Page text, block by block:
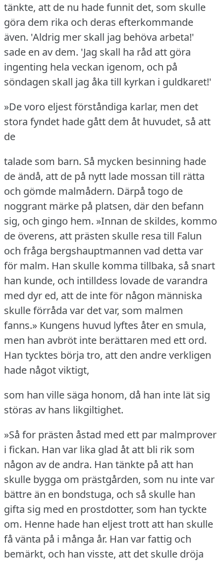
tänkte, att de nu hade funnit det, som skulle
göra dem rika och deras efterkommande
även. 'Aldrig mer skall jag behöva arbeta!'
sade en av dem. 'Jag skall ha råd att göra
ingenting hela veckan igenom, och på
söndagen skall jag åka till kyrkan i guldkaret!'
»De voro eljest förståndiga karlar, men det
stora fyndet hade gått dem åt huvudet, så att
de
talade som barn. Så mycken besinning hade
de ändå, att de på nytt lade mossan till rätta
och gömde malmådern. Därpå togo de
noggrant märke på platsen, där den befann
sig, och gingo hem. »Innan de skildes, kommo
de överens, att prästen skulle resa till Falun
och fråga bergshauptmannen vad detta var
för malm. Han skulle komma tillbaka, så snart
han kunde, och intilldess lovade de varandra
med dyr ed, att de inte för någon människa
skulle förråda var det var, som malmen
fanns.» Kungens huvud lyftes åter en smula,
men han avbröt inte berättaren med ett ord.
Han tycktes börja tro, att den andre verkligen
hade något viktigt,
som han ville säga honom, då han inte lät sig
störas av hans likgiltighet.
»Så for prästen åstad med ett par malmprover
i fickan. Han var lika glad åt att bli rik som
någon av de andra. Han tänkte på att han
skulle bygga om prästgården, som nu inte var
bättre än en bondstuga, och så skulle han
gifta sig med en prostdotter, som han tyckte
om. Henne hade han eljest trott att han skulle
få vänta på i många år. Han var fattig och
bemärkt, och han visste, att det skulle dröja